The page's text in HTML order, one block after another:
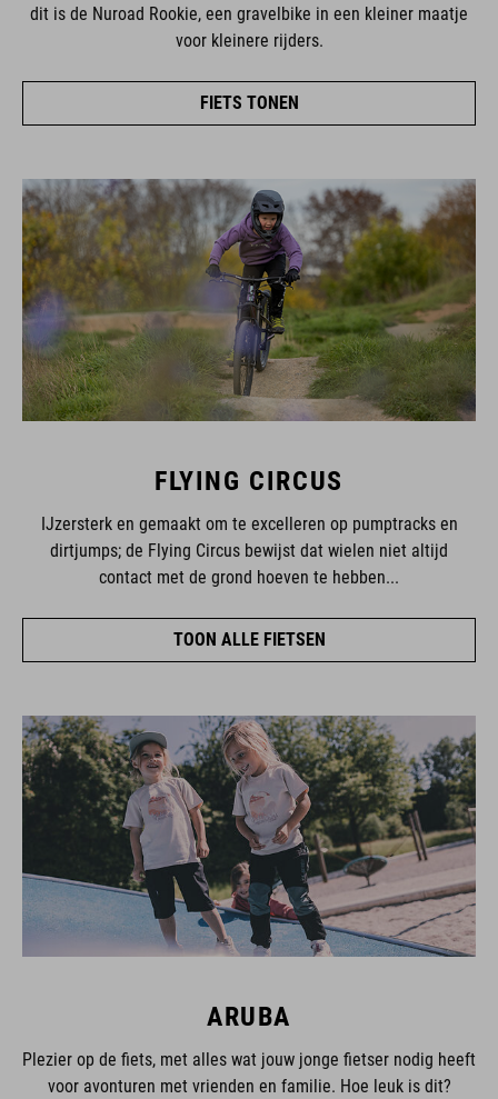
dit is de Nuroad Rookie, een gravelbike in een kleiner maatje
voor kleinere rijders.
FIETS TONEN
FLYING CIRCUS
IJzersterk en gemaakt om te excelleren op pumptracks en
dirtjumps; de Flying Circus bewijst dat wielen niet altijd
contact met de grond hoeven te hebben...
TOON ALLE FIETSEN
ARUBA
Plezier op de fiets, met alles wat jouw jonge fietser nodig heeft
voor avonturen met vrienden en familie. Hoe leuk is dit?